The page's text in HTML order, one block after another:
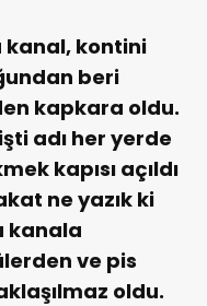
kanal, kontini
beri
kapkara oldu.
adı her yerde
kapısı açıldı
ne yazık ki
kanala
ve pis
oldu.